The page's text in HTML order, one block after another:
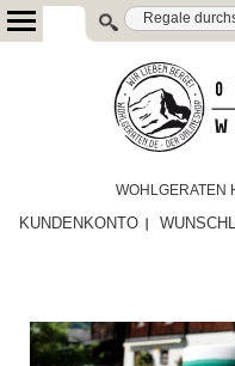
WOHLGERATEN
KUNDENKONTO